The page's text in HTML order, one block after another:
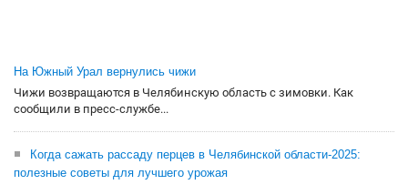
На Южный Урал вернулись чижи
Чижи возвращаются в Челябинскую область с зимовки. Как
сообщили в пресс-службе...
Когда сажать рассаду перцев в Челябинской области-2025:
полезные советы для лучшего урожая